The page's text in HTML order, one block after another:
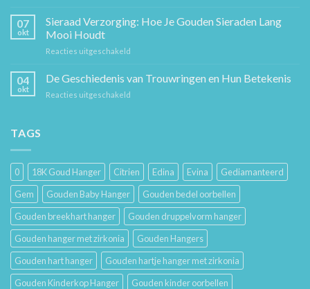
Sierkunst
Cadeaugids:
De
Hem
07
okt
Sieraad Verzorging: Hoe Je Gouden Sieraden Lang
Mooi Houdt
Reacties uitgeschakeld
Verzorging:
04
okt
De Geschiedenis van Trouwringen en Hun Betekenis
Reacties uitgeschakeld
Hun
Betekenis
TAGS
0 18K Goud Hanger Citrien Edina Evina
Gediamanteerd
Gem
Gouden Baby Hanger
Gouden bedel oorbellen
Gouden breekhart hanger
Gouden druppelvorm hanger
Gouden hanger met zirkonia
Gouden Hangers
Gouden hart hanger
Gouden hartje hanger met zirkonia
Gouden Kinderkop Hanger
Gouden kinder oorbellen